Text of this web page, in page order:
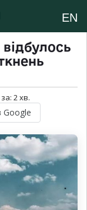
EN
2хв.
Google